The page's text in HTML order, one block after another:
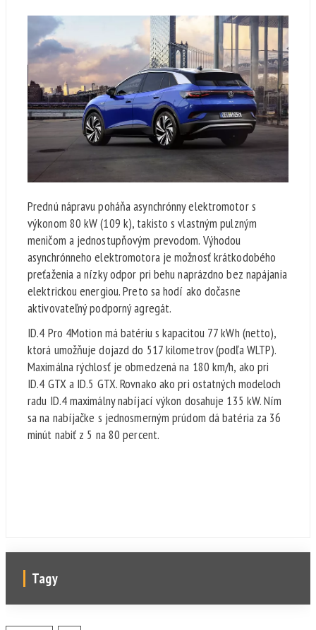
Prednú nápravu poháňa asynchrónny elektromotor s
výkonom 80 kW (109 k), takisto s vlastným pulzným
meničom a jednostupňovým prevodom. Výhodou
asynchrónneho elektromotora je možnosť krátkodobého
preťaženia a nízky odpor pri behu naprázdno bez napájania
elektrickou energiou. Preto sa hodí ako dočasne
aktivovateľný podporný agregát.
ID.4 Pro 4Motion má batériu s kapacitou 77 kWh (netto),
ktorá umožňuje dojazd do 517 kilometrov (podľa WLTP).
Maximálna rýchlosť je obmedzená na 180 km/h, ako pri
ID.4 GTX a ID.5 GTX. Rovnako ako pri ostatných modeloch
radu ID.4 maximálny nabíjací výkon dosahuje 135 kW. Ním
sa na nabíjačke s jednosmerným prúdom dá batéria za 36
minút nabiť z 5 na 80 percent.
Tagy